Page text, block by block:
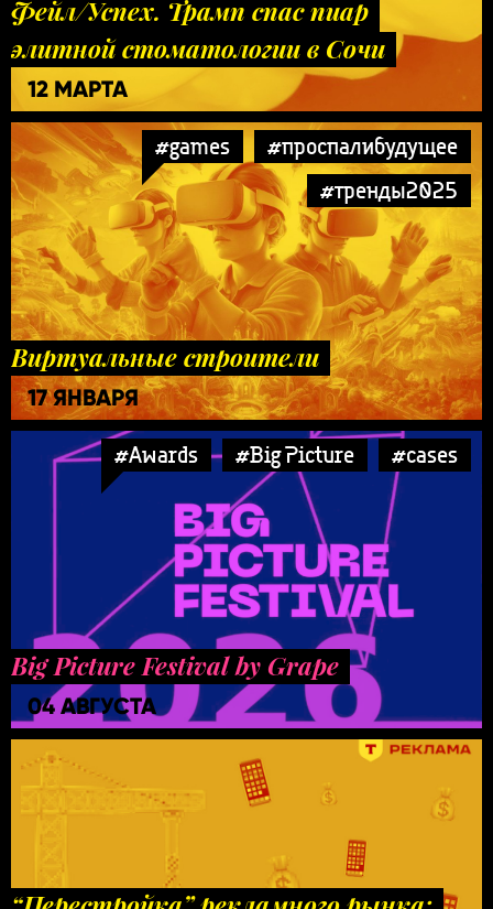
Фейл/Успех. Трамп спас пиар
элитной стоматологии в Сочи
12 МАРТА
#games
#проспалибудущее
#тренды2025
Виртуальные строители
17 ЯНВАРЯ
#Awards #Big Picture #cases
Big Picture Festival by Grape
04 АВГУСТА